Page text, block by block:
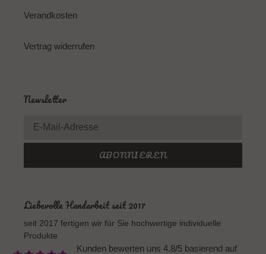
Verandkosten
Vertrag widerrufen
Newsletter
ABONNIEREN
Liebevolle Handarbeit seit 2017
seit 2017 fertigen wir für Sie hochwertige individuelle
Produkte
Kunden bewerten uns 4.8/5 basierend auf